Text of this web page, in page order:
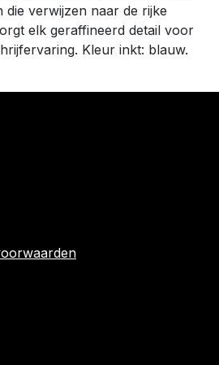
die verwijzen naar de rijke
elk geraffineerd detail voor
Kleur inkt: blauw.